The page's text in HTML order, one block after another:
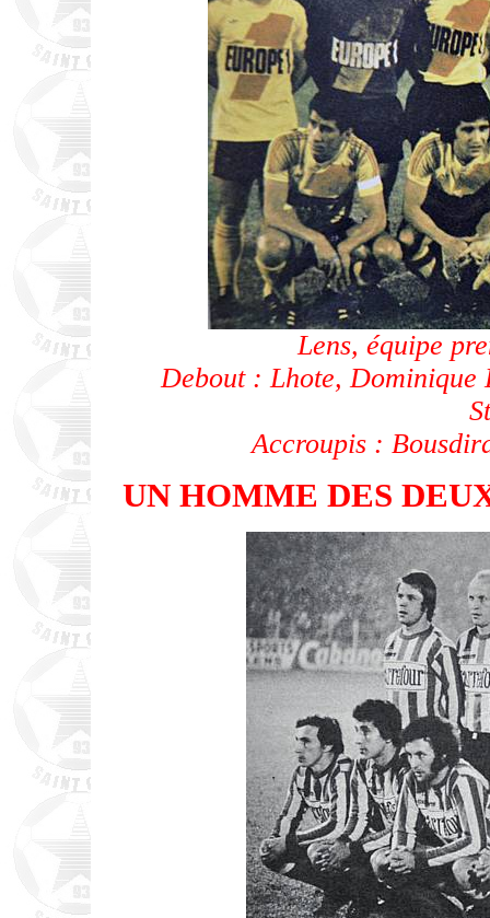
Lens, équipe
Debout : Lhote,
Accroupis :
UN HOMME DES